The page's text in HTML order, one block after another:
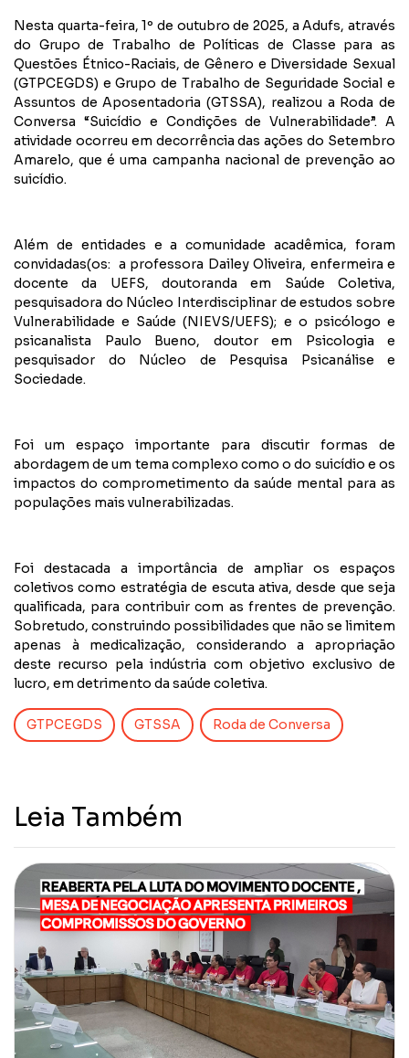
Nesta quarta-feira, 1º de outubro de 2025, a Adufs, através
do Grupo de Trabalho de Políticas de Classe para as
Questões Étnico-Raciais, de Gênero e Diversidade Sexual
(GTPCEGDS) e Grupo de Trabalho de Seguridade Social e
Assuntos de Aposentadoria (GTSSA), realizou a Roda de
Conversa “Suicídio e Condições de Vulnerabilidade”. A
atividade ocorreu em decorrência das ações do Setembro
Amarelo, que é uma campanha nacional de prevenção ao
suicídio.
Além de entidades e a comunidade acadêmica, foram
convidadas(os: a professora Dailey Oliveira, enfermeira e
docente da UEFS, doutoranda em Saúde Coletiva,
pesquisadora do Núcleo Interdisciplinar de estudos sobre
Vulnerabilidade e Saúde (NIEVS/UEFS); e o psicólogo e
psicanalista Paulo Bueno, doutor em Psicologia e
pesquisador do Núcleo de Pesquisa Psicanálise e
Sociedade.
Foi um espaço importante para discutir formas de
abordagem de um tema complexo como o do suicídio e os
impactos do comprometimento da saúde mental para as
populações mais vulnerabilizadas.
Foi destacada a importância de ampliar os espaços
coletivos como estratégia de escuta ativa, desde que seja
qualificada, para contribuir com as frentes de prevenção.
Sobretudo, construindo possibilidades que não se limitem
apenas à medicalização, considerando a apropriação
deste recurso pela indústria com objetivo exclusivo de
lucro, em detrimento da saúde coletiva.
GTPCEGDS GTSSA Roda de Conversa
Leia Também